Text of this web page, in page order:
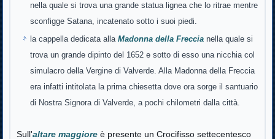
nella quale si trova una grande statua lignea che lo ritrae mentre
sconfigge Satana, incatenato sotto i suoi piedi.
la cappella dedicata allaMadonna della Freccia nella quale si
trova un grande dipinto del 1652 e sotto di esso una nicchia col
simulacro della Vergine di Valverde. Alla Madonna della Freccia
era infatti intitolata la prima chiesetta dove ora sorge il santuario
di Nostra Signora di Valverde, a pochi chilometri dalla città.
Sull'altare maggiore è presente un Crocifisso settecentesco